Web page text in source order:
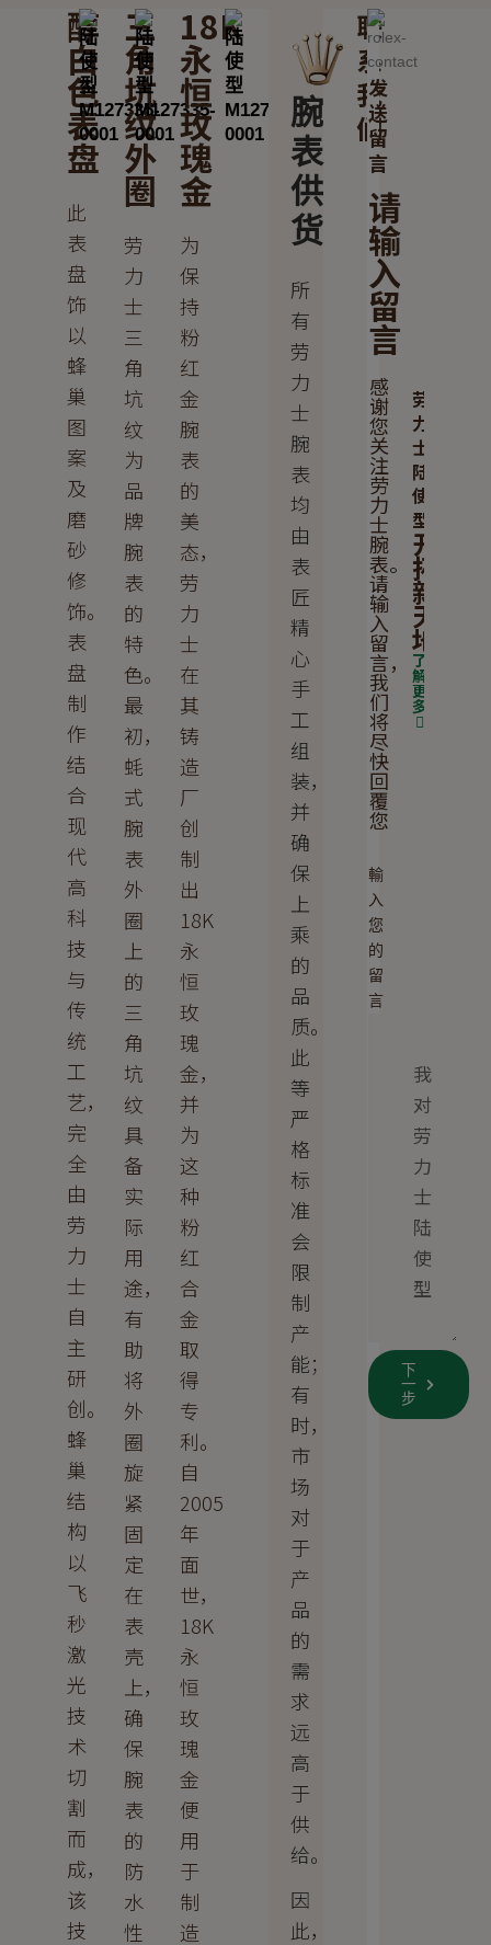
醇
白
色
表
盘
此
表
盘
饰
以
蜂
巢
图
案
及
磨
砂
修
饰。
表
盘
制
作
结
合
现
代
高
科
技
与
传
统
工
艺，
完
全
由
劳
力
士
自
主
研
创。
蜂
巢
结
构
以
飞
秒
激
光
技
术
切
割
而
成，
该
技
三
角
坑
纹
外
圈
劳
力
士
三
角
坑
纹
为
品
牌
腕
表
的
特
色。
最
初，
蚝
式
腕
表
外
圈
上
的
三
角
坑
纹
具
备
实
际
用
途，
有
助
将
外
圈
旋
紧
固
定
在
表
壳
上，
确
保
腕
表
的
防
水
性
18K
永
恒
玫
瑰
金
为
保
持
粉
红
金
腕
表
的
美
态，
劳
力
士
在
其
铸
造
厂
创
制
出
18K
永
恒
玫
瑰
金，
并
为
这
种
粉
红
合
金
取
得
专
利。
自
2005
年
面
世，
18K
永
恒
玫
瑰
金
便
用
于
制
造
腕
表
供
货
所
有
劳
力
士
腕
表
均
由
表
匠
精
心
手
工
组
装，
并
确
保
上
乘
的
品
质。
此
等
严
格
标
准
会
限
制
产
能；
有
时，
市
场
对
于
产
品
的
需
求
远
高
于
供
给。
因
此，
联
系
我
们
发
送
留
言
请
输
入
留
言
感
谢
您
关
注
劳
力
士
腕
表。
请
输
入
留
言，
我
们
将
尽
快
回
覆
您
輸
入
您
的
留
言
下
一
步
劳
力
士
陆
使
型
开
拓
新
天
地
了
解
更
多